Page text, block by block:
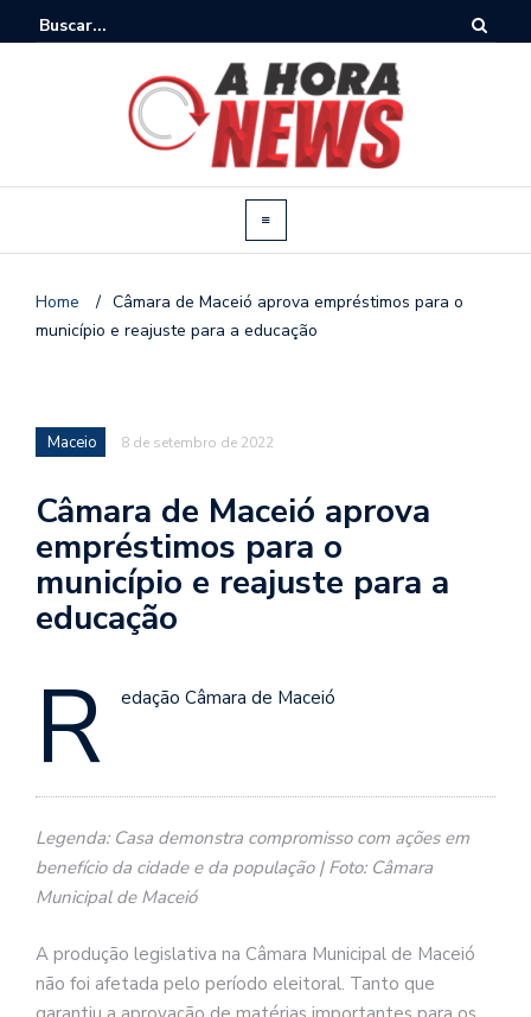
Home / Câmara de Maceió aprova empréstimos para o
município e reajuste para a educação
Maceio 8 de setembro de 2022
Câmara de Maceió aprova
empréstimos para o
município e reajuste para a
educação
R edação Câmara de Maceió
Legenda: Casa demonstra compromisso com ações em
benefício da cidade e da população | Foto: Câmara
Municipal de Maceió
A produção legislativa na Câmara Municipal de Maceió
não foi afetada pelo período eleitoral. Tanto que